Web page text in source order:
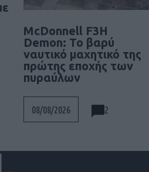
McDonnell F3H
Demon: Το βαρύ
ναυτικό μαχητικό της
πρώτης εποχής των
πυραύλων
08/08/2026 2